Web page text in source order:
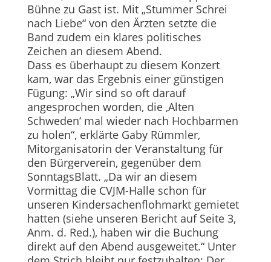
Bühne zu Gast ist. Mit „Stummer Schrei
nach Liebe“ von den Ärzten setzte die
Band zudem ein klares politisches
Zeichen an diesem Abend.
Dass es überhaupt zu diesem Konzert
kam, war das Ergebnis einer günstigen
Fügung: „Wir sind so oft darauf
angesprochen worden, die ‚Alten
Schweden‘ mal wieder nach Hochbarmen
zu holen“, erklärte Gaby Rümmler,
Mitorganisatorin der Veranstaltung für
den Bürgerverein, gegenüber dem
SonntagsBlatt. „Da wir an diesem
Vormittag die CVJM-Halle schon für
unseren Kindersachenflohmarkt gemietet
hatten (siehe unseren Bericht auf Seite 3,
Anm. d. Red.), haben wir die Buchung
direkt auf den Abend ausgeweitet.“ Unter